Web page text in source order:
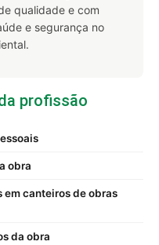
qualidade e com
e segurança no
profissão
obra
canteiros de obras
da obra